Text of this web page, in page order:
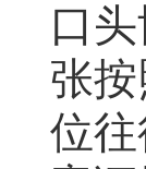
口
张
位